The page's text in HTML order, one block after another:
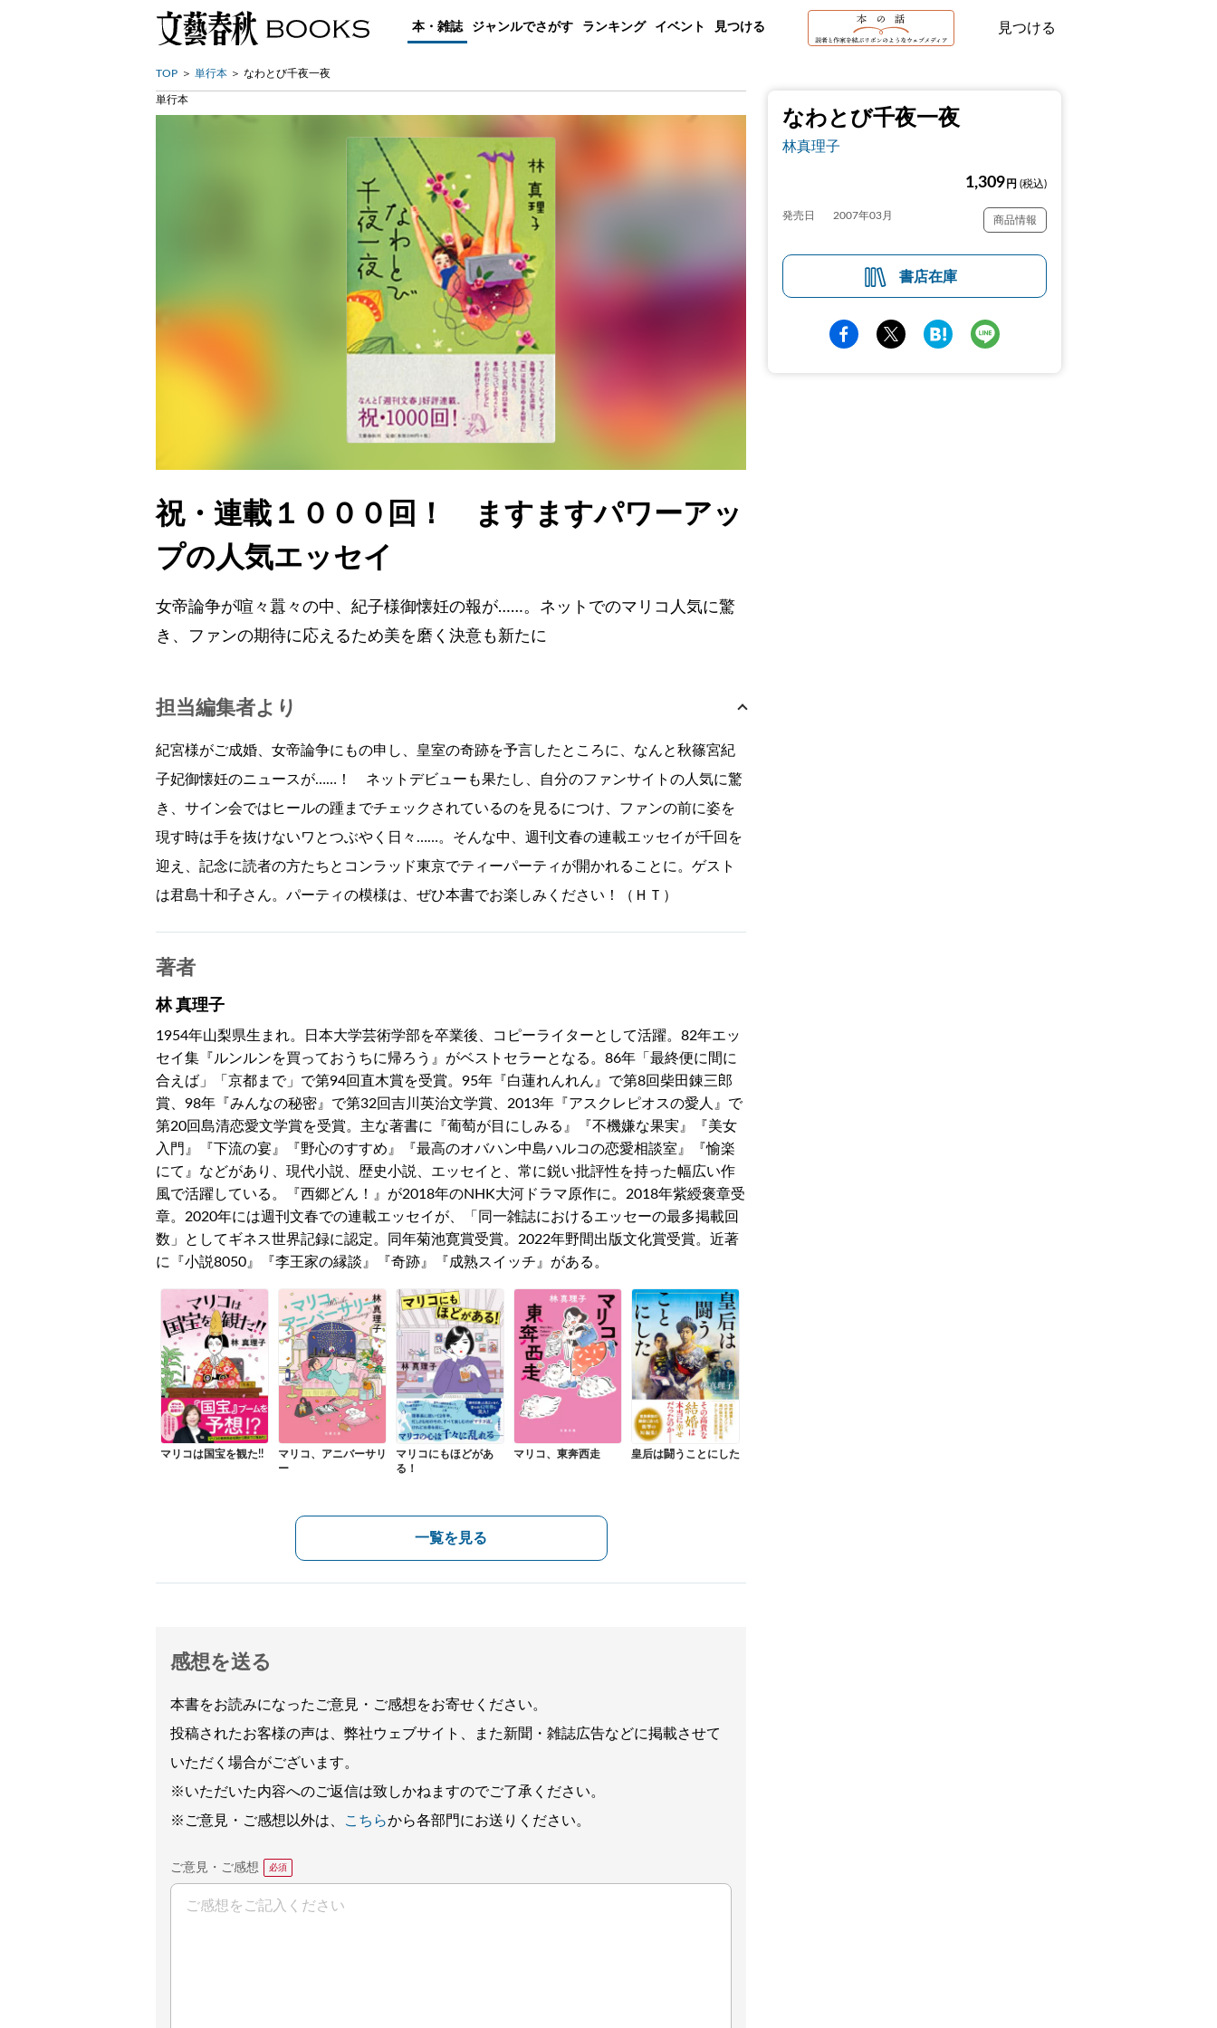
本・雑誌 ジャンルでさがす ランキング イベント 見つける 見つける
TOP 単行本 なわとび千夜一夜
なわとび千夜一夜
林真理子
1,309 円 (税込)
発売日 2007年03月 商品情報
書店在庫
単行本
祝・連載１０００回！ ますますパワーアッ
プの人気エッセイ
女帝論争が喧々囂々の中、紀子様御懐妊の報が……。ネットでのマリコ人気に驚
き、ファンの期待に応えるため美を磨く決意も新たに
担当編集者より
紀宮様がご成婚、女帝論争にもの申し、皇室の奇跡を予言したところに、なんと秋篠宮紀
子妃御懐妊のニュースが……！ ネットデビューも果たし、自分のファンサイトの人気に驚
き、サイン会ではヒールの踵までチェックされているのを見るにつけ、ファンの前に姿を
現す時は手を抜けないワとつぶやく日々……。そんな中、週刊文春の連載エッセイが千回を
迎え、記念に読者の方たちとコンラッド東京でティーパーティが開かれることに。ゲスト
は君島十和子さん。パーティの模様は、ぜひ本書でお楽しみください！（ＨＴ）
著者
林 真理子
1954年山梨県生まれ。日本大学芸術学部を卒業後、コピーライターとして活躍。82年エッ
セイ集『ルンルンを買っておうちに帰ろう』がベストセラーとなる。86年「最終便に間に
合えば」「京都まで」で第94回直木賞を受賞。95年『白蓮れんれん』で第8回柴田錬三郎
賞、98年『みんなの秘密』で第32回吉川英治文学賞、2013年『アスクレピオスの愛人』で
第20回島清恋愛文学賞を受賞。主な著書に『葡萄が目にしみる』『不機嫌な果実』『美女
入門』『下流の宴』『野心のすすめ』『最高のオバハン中島ハルコの恋愛相談室』『愉楽
にて』などがあり、現代小説、歴史小説、エッセイと、常に鋭い批評性を持った幅広い作
風で活躍している。『西郷どん！』が2018年のNHK大河ドラマ原作に。2018年紫綬褒章受
章。2020年には週刊文春での連載エッセイが、「同一雑誌におけるエッセーの最多掲載回
数」としてギネス世界記録に認定。同年菊池寛賞受賞。2022年野間出版文化賞受賞。近著
に『小説8050』『李王家の縁談』『奇跡』『成熟スイッチ』がある。
マリコは国宝を観た!!
マリコ、アニバーサリ
ー
マリコにもほどがあ
る！
マリコ、東奔西走 皇后は闘うことにした
一覧を見る
感想を送る
本書をお読みになったご意見・ご感想をお寄せください。
投稿されたお客様の声は、弊社ウェブサイト、また新聞・雑誌広告などに掲載させて
いただく場合がございます。
※いただいた内容へのご返信は致しかねますのでご了承ください。
※ご意見・ご感想以外は、
こちらから各部門にお送りください。
ご意見・ご感想